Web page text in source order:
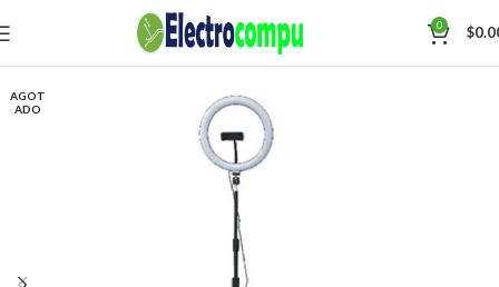
0 $
AGOT
ADO